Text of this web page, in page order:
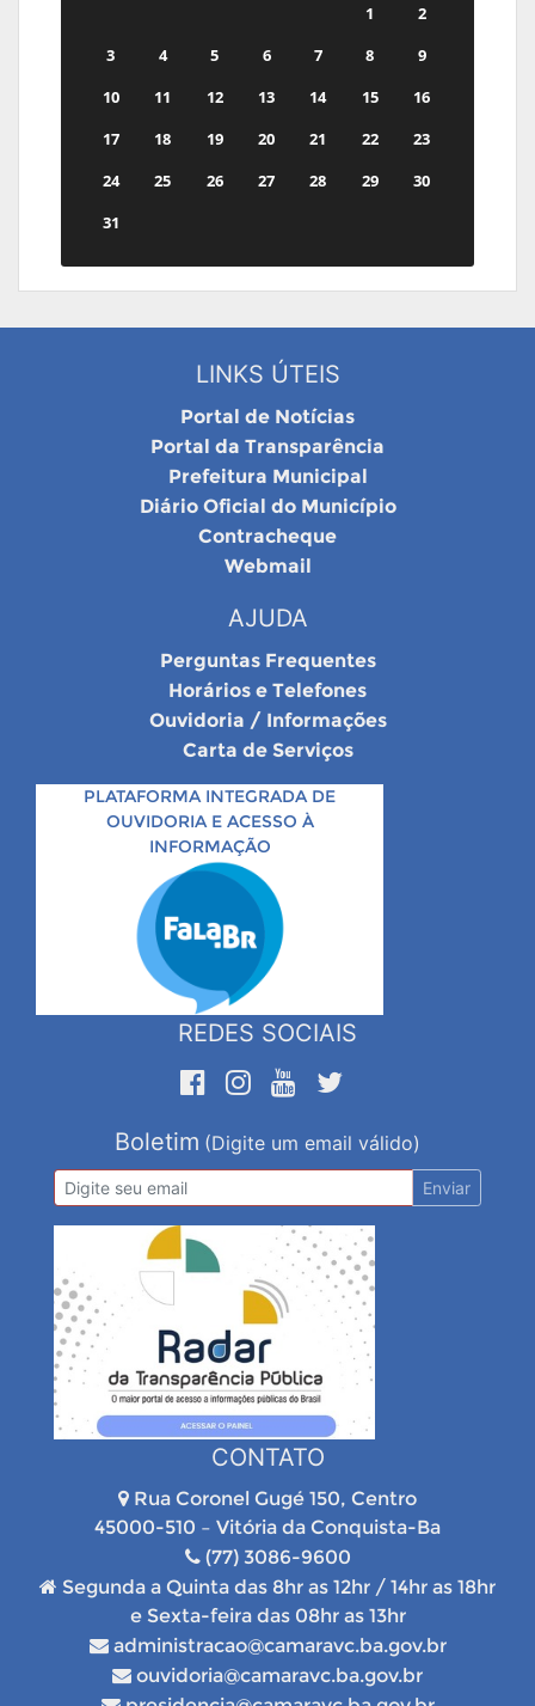
1
2
3
4 5 6 7 8
9
10
11 12 13 14 15
16
17
18 19 20 21 22
23
24
25 26 27 28 29
30
31
LINKS ÚTEIS
Portal de Notícias
Portal da Transparência
Prefeitura Municipal
Diário Oficial do Município
Contracheque
Webmail
AJUDA
Perguntas Frequentes
Horários e Telefones
Ouvidoria / Informações
Carta de Serviços
PLATAFORMA INTEGRADA DE
OUVIDORIA E ACESSO À
INFORMAÇÃO
REDES SOCIAIS
Boletim (Digite um email válido)
Enviar
CONTATO
Rua Coronel Gugé 150, Centro
45000-510 – Vitória da Conquista-Ba
(77) 3086-9600
Segunda a Quinta das 8hr as 12hr / 14hr as 18hr
e Sexta-feira das 08hr as 13hr
administracao@camaravc.ba.gov.br
ouvidoria@camaravc.ba.gov.br